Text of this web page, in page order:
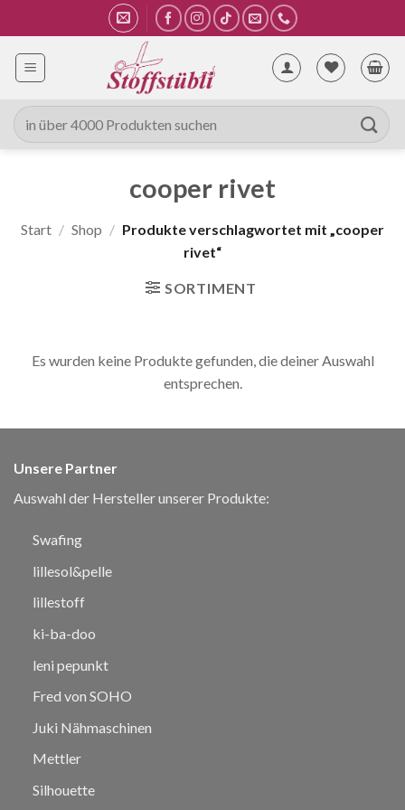
Inhalt
springen
Suche
nach:
cooper rivet
Start / Shop / Produkte verschlagwortet mit „cooper
rivet“
SORTIMENT
Es wurden keine Produkte gefunden, die deiner Auswahl
entsprechen.
Unsere Partner
Auswahl der Hersteller unserer Produkte:
Swafing
lillesol&pelle
lillestoff
ki-ba-doo
leni pepunkt
Fred von SOHO
Juki Nähmaschinen
Mettler
Silhouette